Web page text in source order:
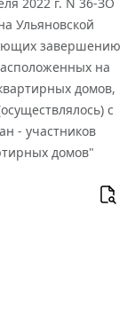
Ульяновской
завершению
на
домов,
с
- участников
домов"